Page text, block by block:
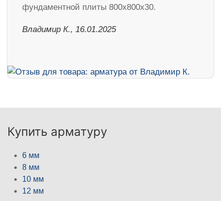
фундаментной плиты 800х800х30.
Владимир К., 16.01.2025
Купить арматуру
6 мм
8 мм
10 мм
12 мм